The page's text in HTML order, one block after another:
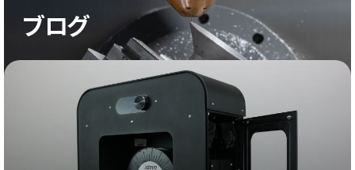
ブログ
3Dプリンター全般 事例インタビュー